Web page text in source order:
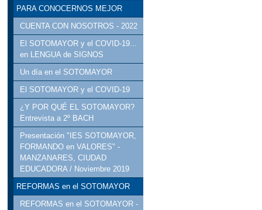
PARA CONOCERNOS MEJOR
CUENTA CON NOSOTROS - 2022
El SOTOMAYOR y el COVID-19...
en LENGUA de SIGNOS
Un día en el SOTOMAYOR
El SOTOMAYOR y el COVID-19
¿Y POR QUÉ EL SOTOMAYOR?
Entrevista a 2º BACH
Presentación "IES SOTOMAYOR,
FORMANDO en VALORES" -
MANZANARES, CIUDAD
EDUCADORA / Noviembre 2019
REFORMAS en el SOTOMAYOR
REFORMAS en el SOTOMAYOR -